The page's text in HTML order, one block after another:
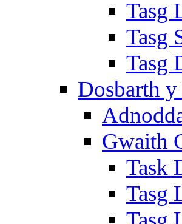
Tasg
Tasg
Tasg
Dosbarth
Gwaith
Task
Tasg